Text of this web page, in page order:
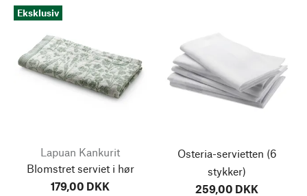
Eksklusiv
Lapuan Kankurit
Blomstret serviet i hør
179,00 DKK
Osteria-servietten (6
stykker)
259,00 DKK